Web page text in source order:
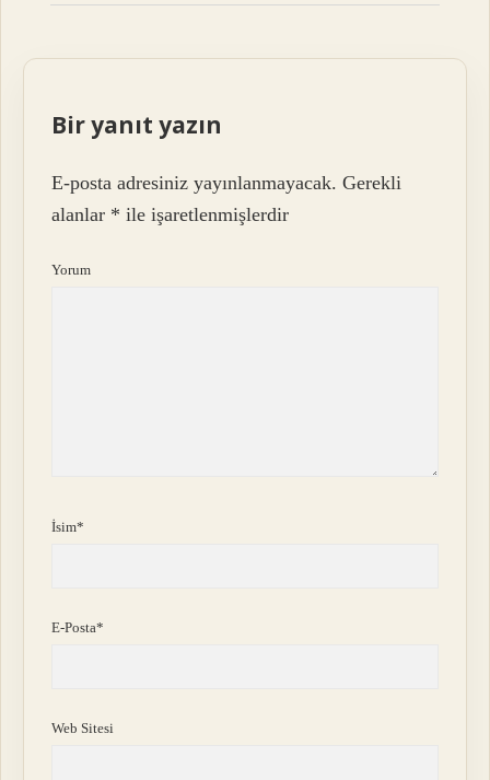
Bir yanıt yazın
E-posta adresiniz yayınlanmayacak. Gerekli
alanlar * ile işaretlenmişlerdir
Yorum
İsim*
E-Posta*
Web Sitesi